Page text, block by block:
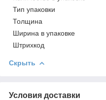
Тип упаковки
Толщинa
Ширинa в упаковке
Штрихкод
Скрыть
Условия доставки